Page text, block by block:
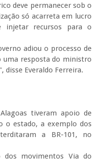
deve permanecer sob o
só acarreta em lucro
injetar recursos para o
adiou o processo de
uma resposta do ministro
disse Everaldo Ferreira.
tiveram apoio de
o estado, a exemplo dos
a BR-101, no
dos movimentos Via do